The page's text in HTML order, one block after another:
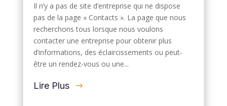
Il n’y a pas de site d’entreprise qui ne dispose
pas de la page « Contacts ». La page que nous
recherchons tous lorsque nous voulons
contacter une entreprise pour obtenir plus
d’informations, des éclaircissements ou peut-
être un rendez-vous ou une...
Lire Plus